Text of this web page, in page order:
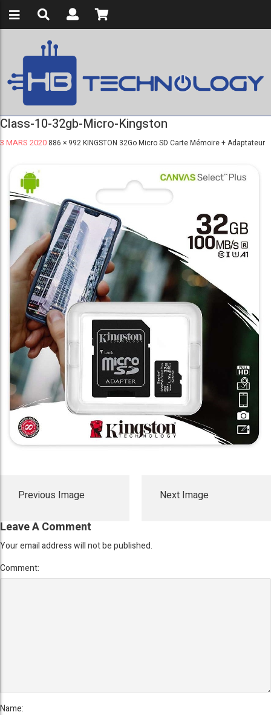
Class-10-32gb-Micro-Kingston
3 MARS 2020 886 × 992KINGSTON 32Go Micro SD Carte Mémoire + Adaptateur
Previous Image Next Image
Leave A Comment
Your email address will not be published.
Comment:
Name: